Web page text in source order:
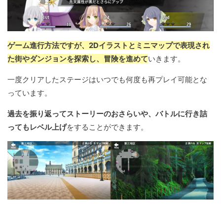
ゲーム進行方法ですが、2Dイラストとミニマップで表現され
た街やダンジョンを探索し、冒険を進めていきます。
一度クリアしたステージはいつでも何度も再プレイ可能とな
っています。
過去を振り返ってストーリーのおさらいや、バトルに行き詰
ってもレベル上げをすることができます。